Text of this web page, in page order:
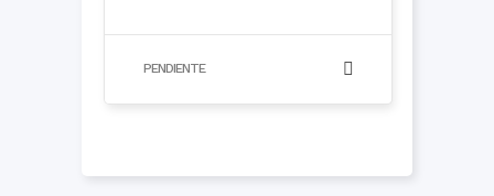
PENDIENTE